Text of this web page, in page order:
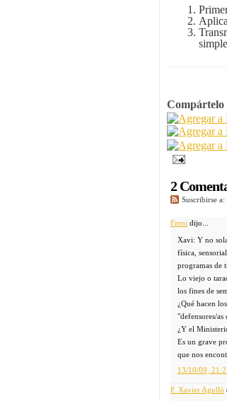
Compártelo
2
Suscribirse a:
Ferni dijo...
Xavi: Y no
física,
programas de
Lo viejo o
los fines de
¿Qué hacen
"defensores/as
¿Y el
Es un grave
que nos
13/10/09,
F. Xavier Agulló